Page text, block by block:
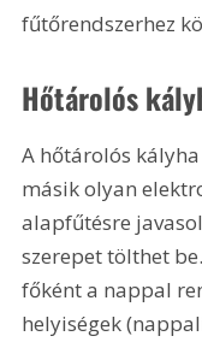
fűtőrendszerhez
Hőtárolós
A hőtárolós
másik olyan
alapfűtésre
szerepet tölthet
főként a nappal
helyiségek